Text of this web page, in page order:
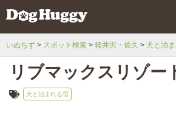
いぬちず スポット検索 軽井沢・佐久 犬と泊
リブマックスリゾー
犬と泊まれる宿